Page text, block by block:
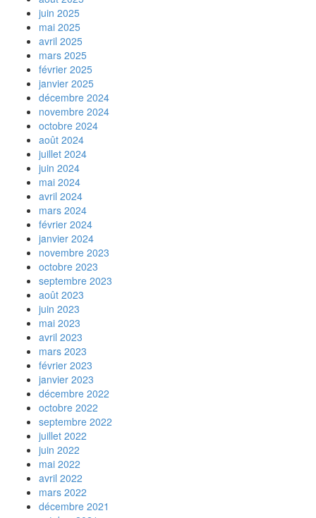
juin 2025
mai 2025
avril 2025
mars 2025
février 2025
janvier 2025
décembre 2024
novembre 2024
octobre 2024
août 2024
juillet 2024
juin 2024
mai 2024
avril 2024
mars 2024
février 2024
janvier 2024
novembre 2023
octobre 2023
septembre 2023
août 2023
juin 2023
mai 2023
avril 2023
mars 2023
février 2023
janvier 2023
décembre 2022
octobre 2022
septembre 2022
juillet 2022
juin 2022
mai 2022
avril 2022
mars 2022
décembre 2021